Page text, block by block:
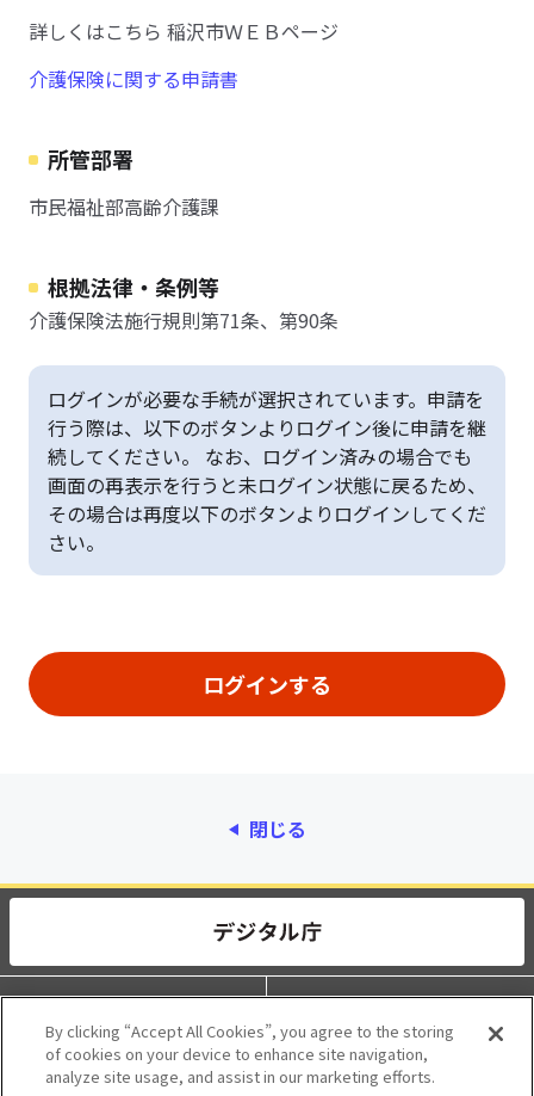
詳しくはこちら 稲沢市ＷＥＢページ
介護保険に関する申請書
所管部署
市民福祉部高齢介護課
根拠法律・条例等
介護保険法施行規則第71条、第90条
ログインが必要な手続が選択されています。申請を
行う際は、以下のボタンよりログイン後に申請を継
続してください。 なお、ログイン済みの場合でも
画面の再表示を行うと未ログイン状態に戻るため、
その場合は再度以下のボタンよりログインしてくだ
さい。
閉じる
動作環境 個人情報保護
利用規約 アクセシビリティ
By clicking “Accept All Cookies”, you agree to the storing
of cookies on your device to enhance site navigation,
analyze site usage, and assist in our marketing efforts.